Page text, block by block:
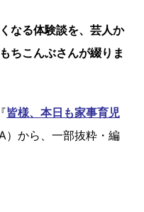
なる体験談を、芸人か
ちこんぶさんが綴りま
皆様、本日も家事育児
）から、一部抜粋・編